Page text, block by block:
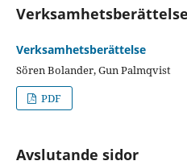
Verksamhetsberättelse
Verksamhetsberättelse
Sören Bolander, Gun Palmqvist
PDF
Avslutande sidor